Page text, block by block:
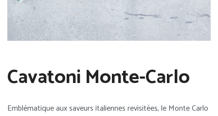
Cavatoni Monte-Carlo
Emblématique aux saveurs italiennes revisitées, le Monte Carlo